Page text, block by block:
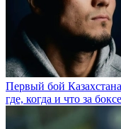
Первый бой
где, когда и что за